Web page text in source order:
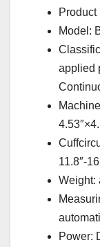
Model:
applied
11.8″-
Weight:
Power: